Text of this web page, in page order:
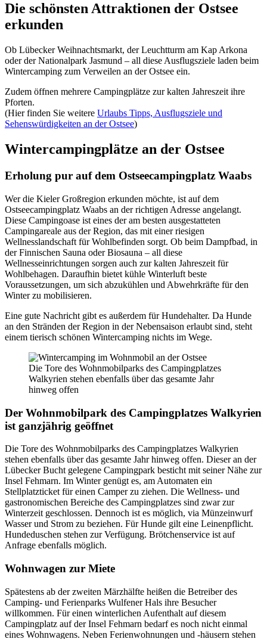
Die schönsten Attraktionen der Ostsee
erkunden
Ob Lübecker Weihnachtsmarkt, der Leuchtturm am Kap Arkona
oder der Nationalpark Jasmund – all diese Ausflugsziele laden beim
Wintercamping zum Verweilen an der Ostsee ein.
Zudem öffnen mehrere Campingplätze zur kalten Jahreszeit ihre
Pforten.
(Hier finden Sie weitere Urlaubs Tipps, Ausflugsziele und
Sehenswürdigkeiten an der Ostsee)
Wintercampingplätze an der Ostsee
Erholung pur auf dem Ostseecampingplatz Waabs
Wer die Kieler Großregion erkunden möchte, ist auf dem
Ostseecampingplatz Waabs an der richtigen Adresse angelangt.
Diese Campingoase ist eines der am besten ausgestatteten
Campingareale aus der Region, das mit einer riesigen
Wellnesslandschaft für Wohlbefinden sorgt. Ob beim Dampfbad, in
der Finnischen Sauna oder Biosauna – all diese
Wellnesseinrichtungen sorgen auch zur kalten Jahreszeit für
Wohlbehagen. Daraufhin bietet kühle Winterluft beste
Voraussetzungen, um sich abzukühlen und Abwehrkräfte für den
Winter zu mobilisieren.
Eine gute Nachricht gibt es außerdem für Hundehalter. Da Hunde
an den Stränden der Region in der Nebensaison erlaubt sind, steht
einem tierisch schönen Wintercamping nichts im Wege.
Die Tore des Wohnmobilparks des Campingplatzes
Walkyrien stehen ebenfalls über das gesamte Jahr
hinweg offen
Der Wohnmobilpark des Campingplatzes Walkyrien
ist ganzjährig geöffnet
Die Tore des Wohnmobilparks des Campingplatzes Walkyrien
stehen ebenfalls über das gesamte Jahr hinweg offen. Dieser an der
Lübecker Bucht gelegene Campingpark besticht mit seiner Nähe zur
Insel Fehmarn. Im Winter genügt es, am Automaten ein
Stellplatzticket für einen Camper zu ziehen. Die Wellness- und
gastronomischen Bereiche des Campingplatzes sind zwar zur
Winterzeit geschlossen. Dennoch ist es möglich, via Münzeinwurf
Wasser und Strom zu beziehen. Für Hunde gilt eine Leinenpflicht.
Hundeduschen stehen zur Verfügung. Brötchenservice ist auf
Anfrage ebenfalls möglich.
Wohnwagen zur Miete
Spätestens ab der zweiten Märzhälfte heißen die Betreiber des
Camping- und Ferienparks Wulfener Hals ihre Besucher
willkommen. Für einen winterlichen Aufenthalt auf diesem
Campingplatz auf der Insel Fehmarn bedarf es noch nicht einmal
eines Wohnwagens. Neben Ferienwohnungen und -häusern stehen